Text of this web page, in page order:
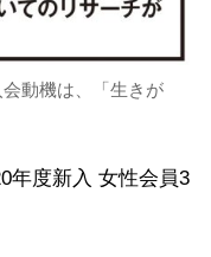
動機は、「生きが
年度新入 女性会員3